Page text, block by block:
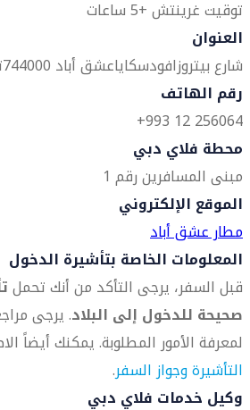
توقيت غرينتش +5 ساعات
العنوان
شارع بيتروزافودسكاياعشق أباد 744000
رقم الهاتف
256064 12 993+
محطة فلاي دبي
مبنى المسافرين رقم 1
الموقع الإلكتروني
مطار عشق أباد
المعلومات الخاصة بتأشيرة الدخول
قبل السفر، يرجى التأكد من أنك تحمل
صحيحة للدخول إلى البلاد. يرجى
لمعرفة الأمور المطلوبة. يمكنك أيضاً
التأشيرة وجواز السفر.
وكيل خدمات فلاي دبي